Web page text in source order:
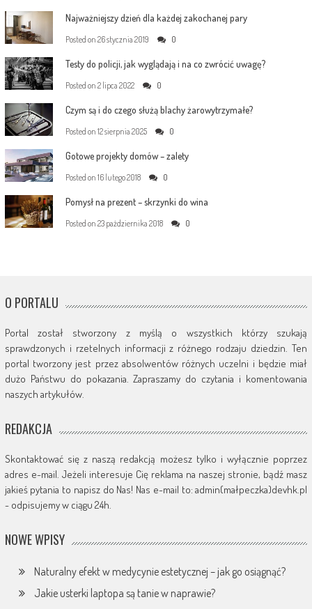
Najważniejszy dzień dla każdej zakochanej pary
Posted on 26 stycznia 2019 0
Testy do policji, jak wyglądają i na co zwrócić uwagę?
Posted on 2 lipca 2022 0
Czym są i do czego służą blachy żarowytrzymałe?
Posted on 12 sierpnia 2025 0
Gotowe projekty domów – zalety
Posted on 16 lutego 2018 0
Pomysł na prezent – skrzynki do wina
Posted on 23 października 2018 0
O PORTALU
Portal został stworzony z myślą o wszystkich którzy szukają
sprawdzonych i rzetelnych informacji z różnego rodzaju dziedzin. Ten
portal tworzony jest przez absolwentów różnych uczelni i będzie miał
dużo Państwu do pokazania. Zapraszamy do czytania i komentowania
naszych artykułów.
REDAKCJA
Skontaktować się z naszą redakcją możesz tylko i wyłącznie poprzez
adres e-mail. Jeżeli interesuje Cię reklama na naszej stronie, bądź masz
jakieś pytania to napisz do Nas! Nas e-mail to: admin(małpeczka)devhk.pl
- odpisujemy w ciągu 24h.
NOWE WPISY
Naturalny efekt w medycynie estetycznej – jak go osiągnąć?
Jakie usterki laptopa są tanie w naprawie?